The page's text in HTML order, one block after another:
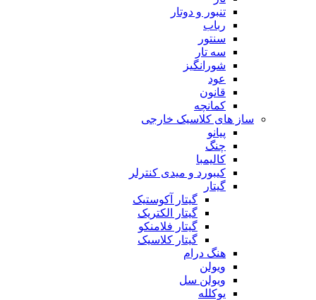
تنبور و دوتار
رباب
سنتور
سه تار
شورانگیز
عود
قانون
کمانچه
ساز های کلاسیک خارجی
پیانو
چنگ
کالیمبا
کیبورد و میدی کنترلر
گیتار
گیتار آکوستیک
گیتار الکتریک
گیتار فلامنکو
گیتار کلاسیک
هنگ درام
ویولن
ویولن سل
یوکلله